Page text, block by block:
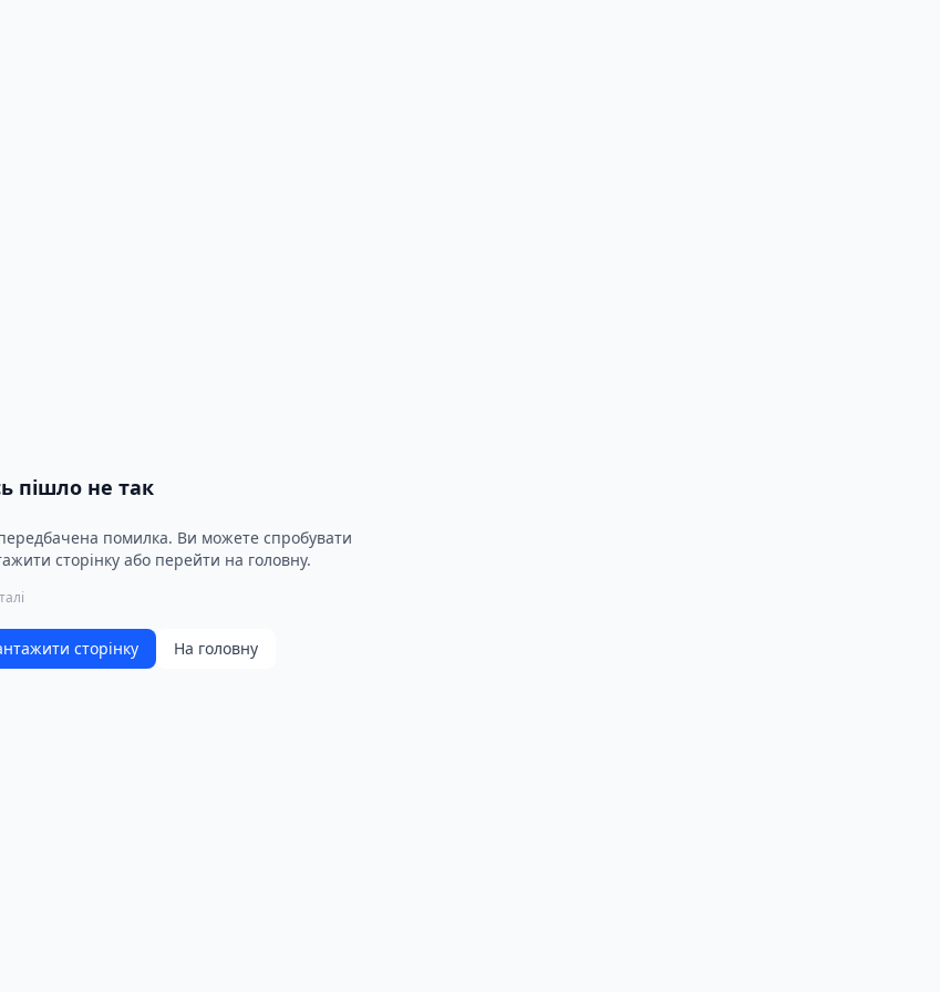
пішло не так
помилка. Ви можете спробувати
сторінку або перейти на головну.
сторінку На головну